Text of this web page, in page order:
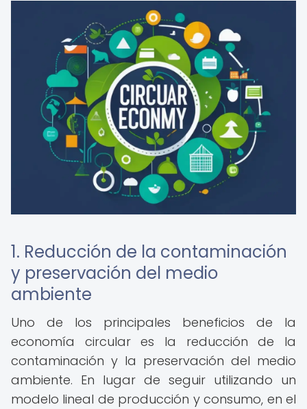
1. Reducción de la contaminación
y preservación del medio
ambiente
Uno de los principales beneficios de la
economía circular es la reducción de la
contaminación y la preservación del medio
ambiente. En lugar de seguir utilizando un
modelo lineal de producción y consumo, en el